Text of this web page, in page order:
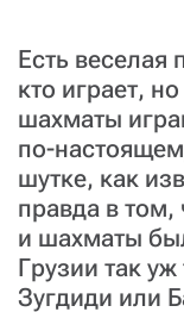
Есть веселая
кто играет,
шахматы
по-
шутке, как
правда в
и шахматы
Грузии так
Зугдиди или